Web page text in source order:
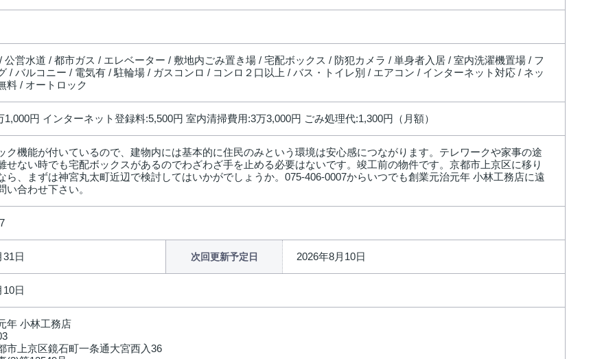
公営水道 / 都市ガス / エレベーター / 敷地内ごみ置き場 / 宅配ボックス / 防犯カメラ / 単身者入居 / 室内洗濯機置場 / フ
/ バルコニー / 電気有 / 駐輪場 / ガスコンロ / コンロ２口以上 / バス・トイレ別 / エアコン / インターネット対応 / ネッ
料 / オートロック
1,000円 インターネット登録料:5,500円 室内清掃費用:3万3,000円 ごみ処理代:1,300円（月額）
ク機能が付いているので、建物内には基本的に住民のみという環境は安心感につながります。テレワークや家事の途
せない時でも宅配ボックスがあるのでわざわざ手を止める必要はないです。竣工前の物件です。京都市上京区に移り
ら、まずは神宮丸太町近辺で検討してはいかがでしょうか。075-406-0007からいつでも創業元治元年 小林工務店に遠
い合わせ下さい。
31日 次回更新予定日 2026年8月10日
10日
年 小林工務店
市上京区鏡石町一条通大宮西入36